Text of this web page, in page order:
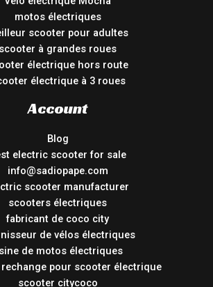
motos électriques
scooter pour adultes
scooter à grandes roues
électrique hors route
électrique à 3 roues
Account
Blog
electric scooter for sale
info@sadiopape.com
scooter manufacturer
scooters électriques
fabricant de coco city
de vélos électriques
de motos électriques
rechange pour scooter électrique
scooter citycoco